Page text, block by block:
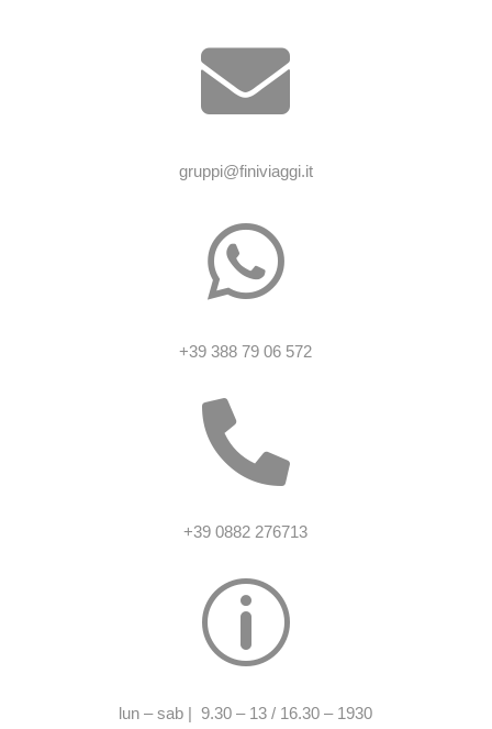

gruppi@finiviaggi.it

+39 388 79 06 572

+39 0882 276713
p
lun – sab | 9.30 – 13 / 16.30 – 1930